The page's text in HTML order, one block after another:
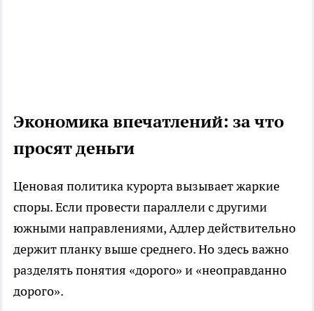
Экономика впечатлений: за что
просят деньги
Ценовая политика курорта вызывает жаркие
споры. Если провести параллели с другими
южными направлениями, Адлер действительно
держит планку выше среднего. Но здесь важно
разделять понятия «дорого» и «неоправданно
дорого».